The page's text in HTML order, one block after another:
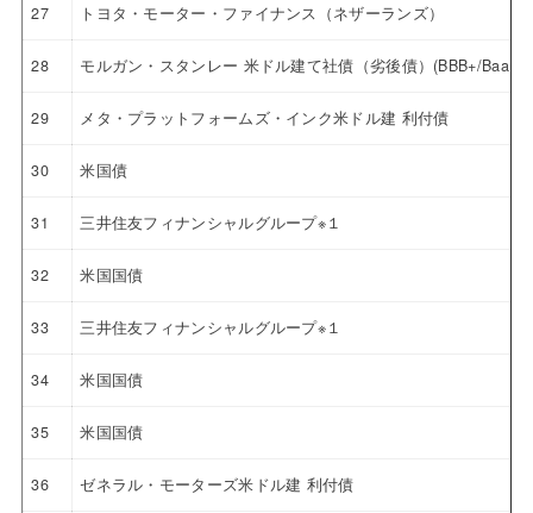
27 トヨタ・モーター・ファイナンス（ネザーランズ）
28 モルガン・スタンレー 米ドル建て社債（劣後債）(BBB+/Baa1)
29 メタ・プラットフォームズ・インク米ドル建 利付債
30 米国債
31 三井住友フィナンシャルグループ※１
32 米国国債
33 三井住友フィナンシャルグループ※１
34 米国国債
35 米国国債
36 ゼネラル・モーターズ米ドル建 利付債